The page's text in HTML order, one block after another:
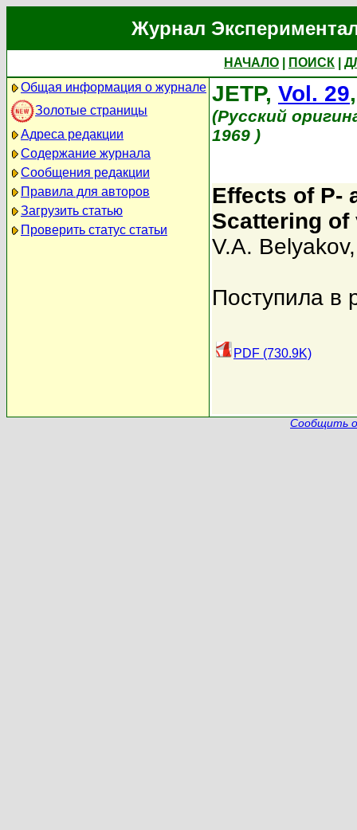
Журнал
НАЧАЛО ПОИСК
Общая информация о журнале
Золотые страницы
Адреса редакции
Содержание журнала
Сообщения редакции
Правила для авторов
Загрузить статью
Проверить статус статьи
JETP, Vol. 29
(Русский
1969 )
Effects of P-
Scattering of
V.A. Belyakov
Поступила в
PDF (730.9K)
Сообщить о